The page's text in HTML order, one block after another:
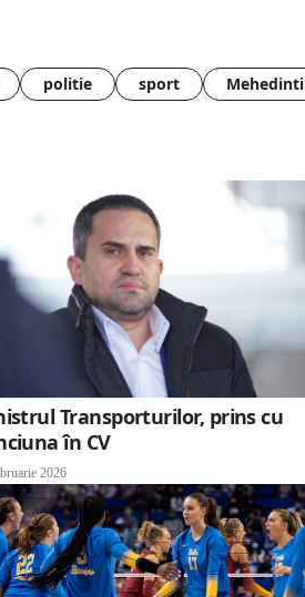
politie sport Mehedinti
Transporturilor, prins cu
în CV
2026